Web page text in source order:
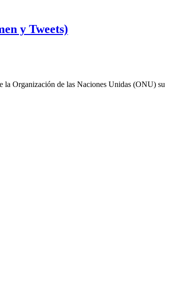
y Tweets)
la Organización de las Naciones Unidas (ONU) su